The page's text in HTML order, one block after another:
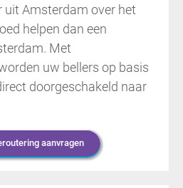
uit Amsterdam over het
helpen dan een
Met
uw bellers op basis
doorgeschakeld naar
aanvragen